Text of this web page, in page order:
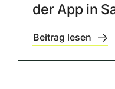
der App in
Beitrag lesen